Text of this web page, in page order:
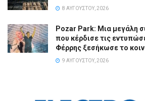
8 ΑΥΓΟΎΣΤΟΥ, 2026
Pozar Park: Μια μεγάλη
που κέρδισε τις
Φέρρης ξεσήκωσε το
9 ΑΥΓΟΎΣΤΟΥ, 2026